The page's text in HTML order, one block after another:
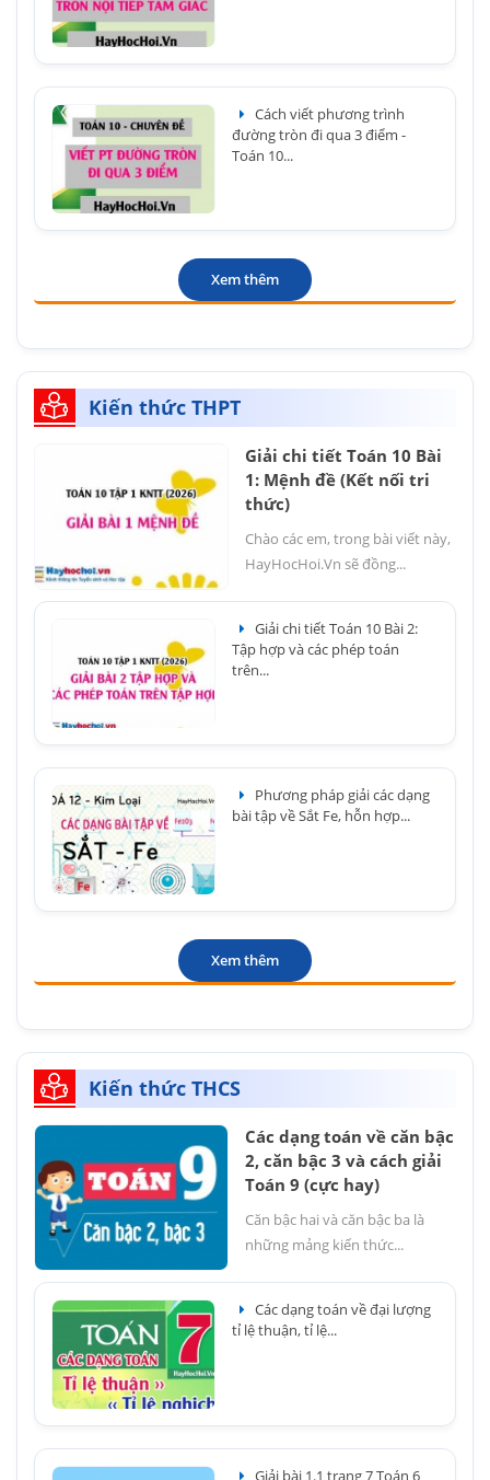
Cách viết phương trình
đường tròn đi qua 3 điểm -
Toán 10...
Xem thêm
Kiến thức THPT
Giải chi tiết Toán 10 Bài
1: Mệnh đề (Kết nối tri
thức)
Chào các em, trong bài viết này,
HayHocHoi.Vn sẽ đồng...
Giải chi tiết Toán 10 Bài 2:
Tập hợp và các phép toán
trên...
Phương pháp giải các dạng
bài tập về Sắt Fe, hỗn hợp...
Xem thêm
Kiến thức THCS
Các dạng toán về căn bậc
2, căn bậc 3 và cách giải
Toán 9 (cực hay)
Căn bậc hai và căn bậc ba là
những mảng kiến thức...
Các dạng toán về đại lượng
tỉ lệ thuận, tỉ lệ...
Giải bài 1.1 trang 7 Toán 6